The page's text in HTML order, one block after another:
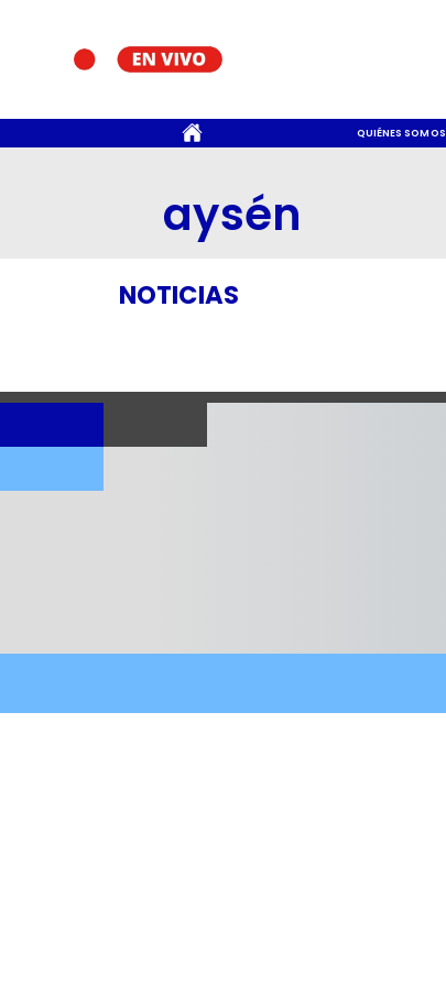
QUIÉNES SOMOS
aysén
NOTICIAS